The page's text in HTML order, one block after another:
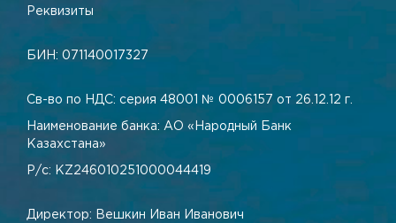
Реквизиты
БИН: 071140017327
Св-во по НДС: серия 48001 № 0006157 от 26.12.12 г.
Наименование банка: АО «Народный Банк
Казахстана»
Р/с: KZ246010251000044419
Директор: Вешкин Иван Иванович